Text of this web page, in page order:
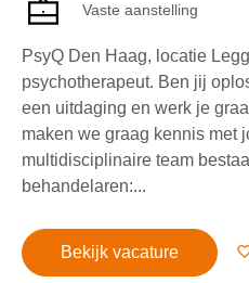
Vaste aanstelling
PsyQ Den Haag, locatie
psychotherapeut. Ben jij
een uitdaging en werk je
maken we graag kennis met
multidisciplinaire team
behandelaren:...
Bekijk vacature